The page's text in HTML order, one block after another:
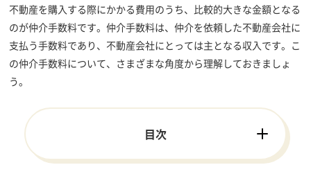
不動産を購入する際にかかる費用のうち、比較的大きな金額となる
のが仲介手数料です。仲介手数料は、仲介を依頼した不動産会社に
支払う手数料であり、不動産会社にとっては主となる収入です。こ
の仲介手数料について、さまざまな角度から理解しておきましょ
う。
目次